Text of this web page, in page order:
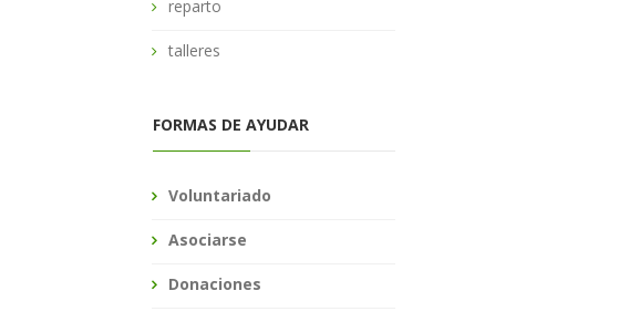
reparto
talleres
FORMAS DE AYUDAR
Voluntariado
Asociarse
Donaciones